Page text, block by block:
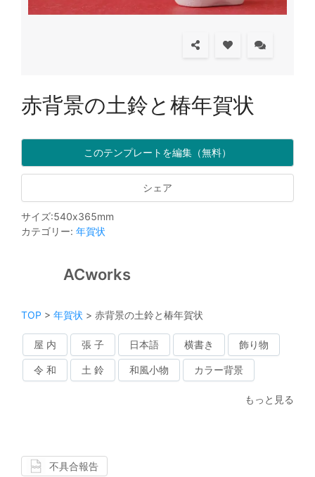
赤背景の土鈴と椿年賀状
このテンプレートを編集（無料）
シェア
サイズ:540x365mm
カテゴリー: 年賀状
ACworks
TOP > 年賀状 > 赤背景の土鈴と椿年賀状
屋 内 張 子 日本語 横書き 飾り物
令 和 土 鈴 和風小物 カラー背景
もっと見る
不具合報告